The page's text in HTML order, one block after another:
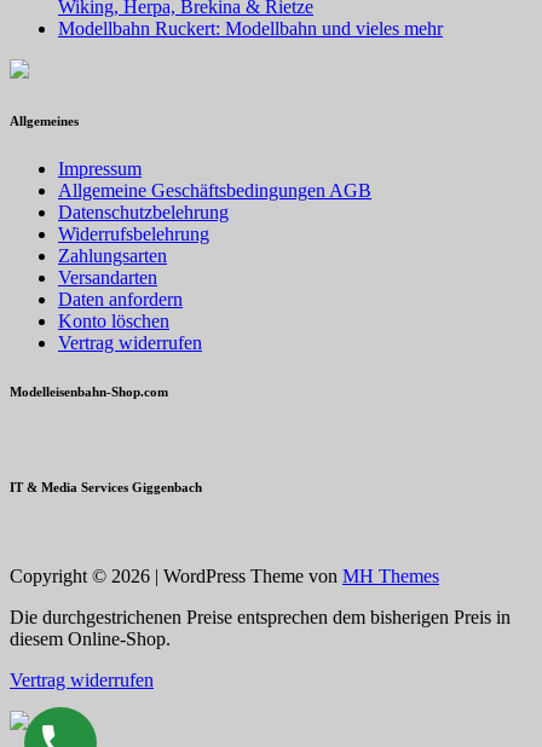
Wiking, Herpa, Brekina & Rietze
Modellbahn Ruckert: Modellbahn und vieles mehr
Allgemeines
Impressum
Allgemeine Geschäftsbedingungen AGB
Datenschutzbelehrung
Widerrufsbelehrung
Zahlungsarten
Versandarten
Daten anfordern
Konto löschen
Vertrag widerrufen
Modelleisenbahn-Shop.com
IT & Media Services Giggenbach
Copyright © 2026 | WordPress Theme von MH Themes
Die durchgestrichenen Preise entsprechen dem bisherigen Preis in
diesem Online-Shop.
Vertrag widerrufen